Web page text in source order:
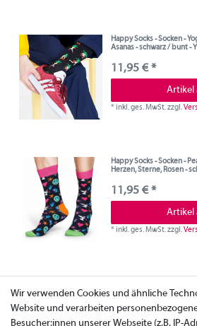
Happy Socks - Socken -
Asanas - schwarz / bunt -
11,95 € *
Artikel
*inkl. ges. MwSt.zzgl.
Happy Socks - Socken -
Herzen, Sterne, Rosen -
11,95 € *
Artikel
*inkl. ges. MwSt.zzgl.
Wir verwenden Cookies und ähnliche
Website und verarbeiten
Besucher:innen unserer Webseite (z.B. IP-